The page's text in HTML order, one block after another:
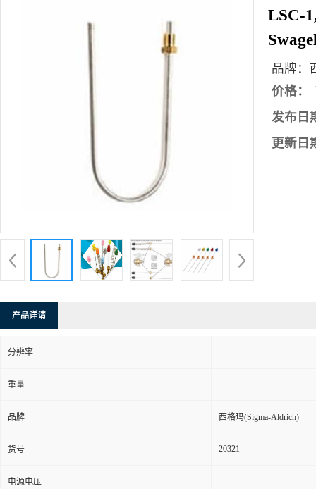
LSC-
品牌：
价格：
发布日
更新日
产品详请
分辨率
重量
品牌 西格玛(Sigma-Aldrich)
货号 20321
电源电压